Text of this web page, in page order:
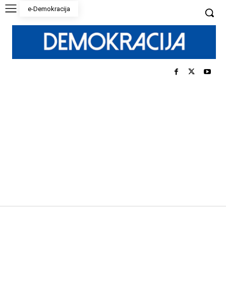
e-Demokracija